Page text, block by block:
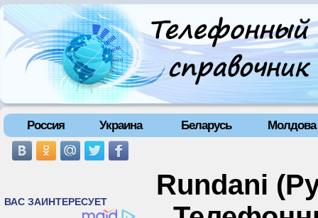
Россия Украина Беларусь Молдова
Rundani